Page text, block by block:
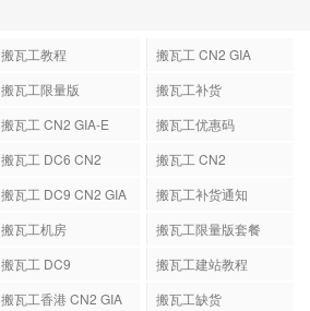
搬瓦工教程
搬瓦工 CN2 GIA
搬瓦工限量版
搬瓦工补货
搬瓦工 CN2 GIA-E
搬瓦工优惠码
搬瓦工 DC6 CN2
搬瓦工 CN2
搬瓦工 DC9 CN2 GIA
搬瓦工补货通知
搬瓦工机房
搬瓦工限量版套餐
搬瓦工 DC9
搬瓦工建站教程
搬瓦工香港 CN2 GIA 搬瓦工缺货